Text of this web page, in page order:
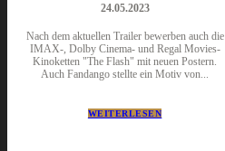
24.05.2023
Nach dem aktuellen Trailer bewerben auch die
IMAX-, Dolby Cinema- und Regal Movies-
Kinoketten "The Flash" mit neuen Postern.
Auch Fandango stellte ein Motiv von...
WEITERLESEN